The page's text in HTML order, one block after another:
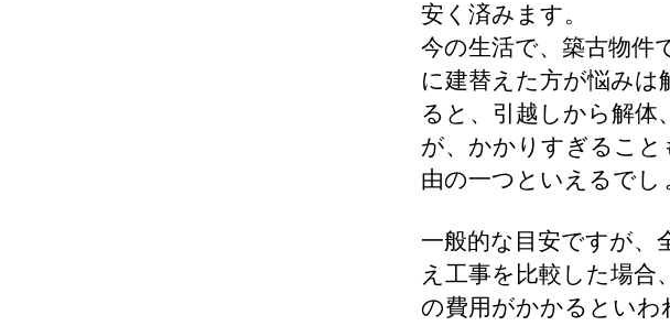
安く済みます。
今の生活で、築古物件
に建替えた方が悩みは
ると、引越しから解体
が、かかりすぎるこ
由の一つといえるでし
一般的な目安ですが、
え工事を比較した場合
の費用がかかるといわ